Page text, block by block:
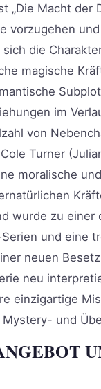
„Die Macht
vorzugehen
die
magische
im
von
Turner
moralische
wurde zu
und eine
neuen
neu
einzigartige
und